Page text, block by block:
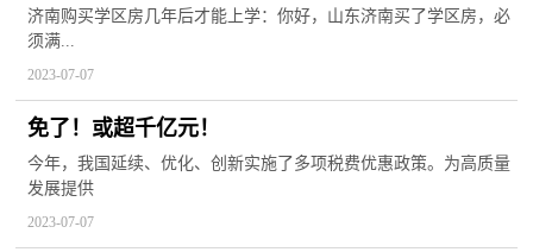
需要注意哪些问题？
济南购买学区房几年后才能上学：你好，山东济南买了学区房，必
须满...
2023-07-07
免了！或超千亿元！
今年，我国延续、优化、创新实施了多项税费优惠政策。为高质量
发展提供
2023-07-07